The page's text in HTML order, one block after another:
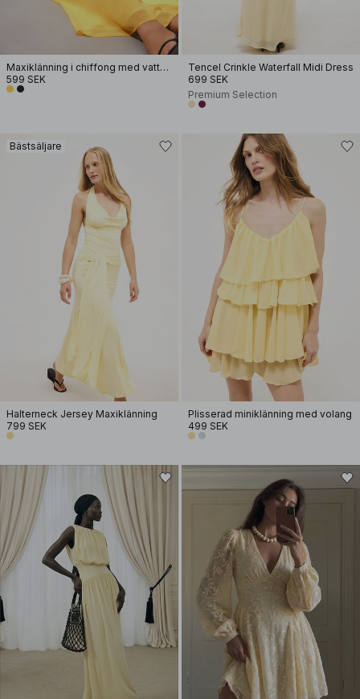
Maxiklänning i chiffong med vattenfallseffekt
599 SEK
Tencel Crinkle Waterfall Midi Dress
699 SEK
Premium Selection
Bästsäljare
Halterneck Jersey Maxiklänning
799 SEK
Plisserad miniklänning med volang
499 SEK